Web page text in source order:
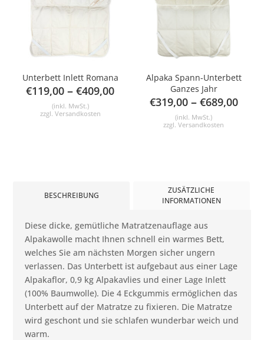
BESCHREIBUNG
ZUSÄTZLICHE
INFORMATIONEN
Diese dicke, gemütliche Matratzenauflage aus
Alpakawolle macht Ihnen schnell ein warmes Bett,
welches Sie am nächsten Morgen sicher ungern
verlassen. Das Unterbett ist aufgebaut aus einer Lage
Alpakaflor, 0,9 kg Alpakavlies und einer Lage Inlett
(100% Baumwolle). Die 4 Eckgummis ermöglichen das
Unterbett auf der Matratze zu fixieren. Die Matratze
wird geschont und sie schlafen wunderbar weich und
warm.
Unterbett Inlett Romana
€119,00 –€409,00
(inkl. MwSt.)
zzgl. Versandkosten
Alpaka Spann-Unterbett
Ganzes Jahr
€319,00– €689,00
(inkl. MwSt.)
zzgl.Versandkosten